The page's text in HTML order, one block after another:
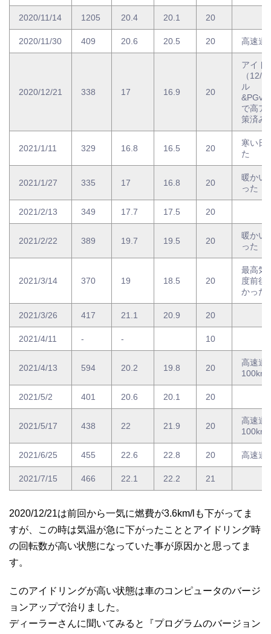
2020/11/14 1205 20.4 20.1 20
2020/11/30 409 20.6 20.5 20 高速道
2020/12/21 338 17 16.9 20
アイド
（12/
ル
で高ア
策済み
2021/1/11 329 16.8 16.5 20
寒い日
た
2021/1/27 335 17 16.8 20
暖かい
った
2021/2/13 349 17.7 17.5 20
2021/2/22 389 19.7 19.5 20
暖かい
った
2021/3/14 370 19 18.5 20
最高気
度前後
かった
2021/3/26 417 21.1 20.9 20
2021/4/11 - - 10
2021/4/13 594 20.2 19.8 20
高速道
100km
2021/5/2 401 20.6 20.1 20
2021/5/17 438 22 21.9 20
高速道
100km
2021/6/25 455 22.6 22.8 20 高速道
2021/7/15 466 22.1 22.2 21
2020/12/21は前回から一気に燃費が3.6km/lも下がってま
すが、この時は気温が急に下がったこととアイドリング時
の回転数が高い状態になっていた事が原因かと思ってま
す。
このアイドリングが高い状態は車のコンピュータのバージ
ョンアップで治りました。
ディーラーさんに聞いてみると『プログラムのバージョン